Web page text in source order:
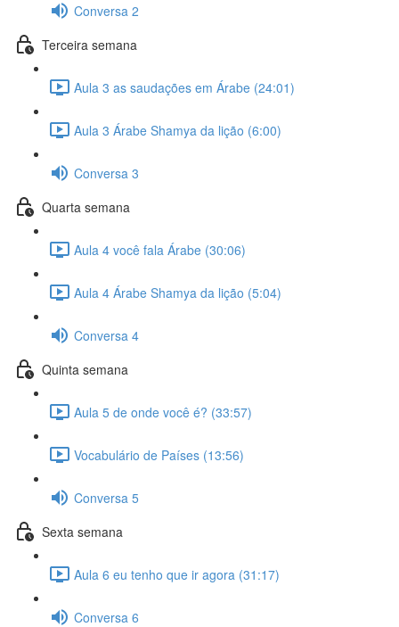
Conversa 2
Terceira semana
Aula 3 as saudações em Árabe (24:01)
Aula 3 Árabe Shamya da lição (6:00)
Conversa 3
Quarta semana
Aula 4 você fala Árabe (30:06)
Aula 4 Árabe Shamya da lição (5:04)
Conversa 4
Quinta semana
Aula 5 de onde você é? (33:57)
Vocabulário de Países (13:56)
Conversa 5
Sexta semana
Aula 6 eu tenho que ir agora (31:17)
Conversa 6